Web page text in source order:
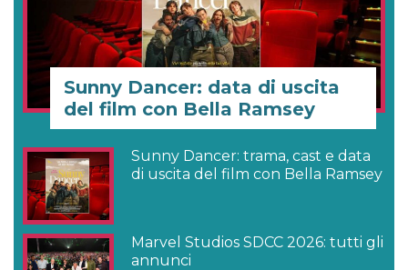
Sunny Dancer: data di uscita
del film con Bella Ramsey
Sunny Dancer: trama, cast e data
di uscita del film con Bella Ramsey
Marvel Studios SDCC 2026: tutti gli
annunci